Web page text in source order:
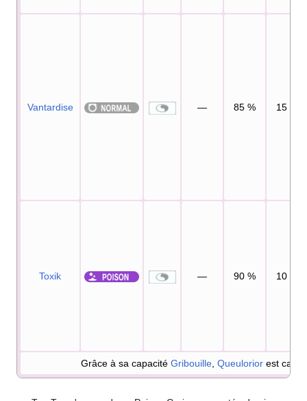
Vantardise — 85 % 15
Toxik — 90 % 10
Grâce à sa capacité Gribouille Queulorior est